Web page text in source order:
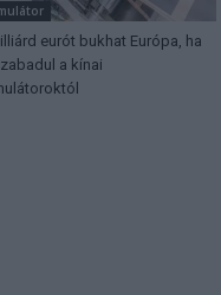
eurót bukhat Európa, ha
a kínai